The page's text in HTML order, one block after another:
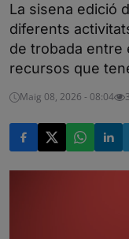
La sisena edició
diferents
de trobada entre
recursos que
Maig 08, 2026 - 08:04